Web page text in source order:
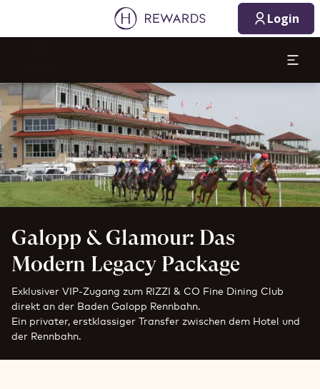
Login
Dia 1 von 1
Galopp & Glamour: Das
Modern Legacy Package
Exklusiver VIP-Zugang zum RIZZI & CO Fine Dining Club
direkt an der Baden Galopp Rennbahn.
Ein privater, erstklassiger Transfer zwischen dem Hotel und
der Rennbahn.